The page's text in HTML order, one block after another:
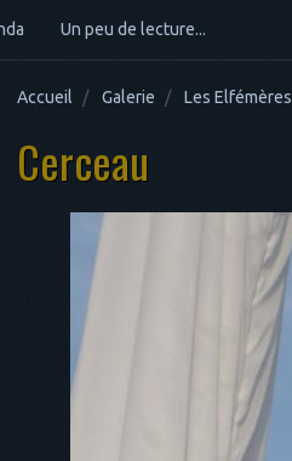
Un peu de lecture...
Accueil Galerie Les Elfémères
Cerceau